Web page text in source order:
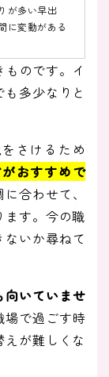
が多い早出
に変動がある
のです。イ
多少なりと
さけるため
おすすめで
合わせて、
す。今の職
いか尋ねて
向いていませ
場で過ごす時
が難しくな